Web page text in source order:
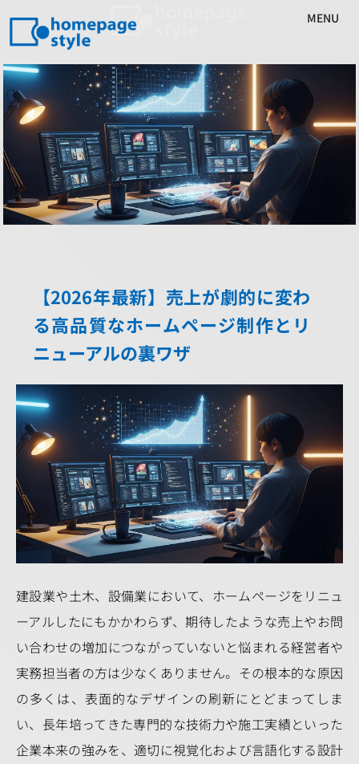
MENU
【2026年最新】売上が劇的に変わ
る高品質なホームページ制作とリ
ニューアルの裏ワザ
建設業や土木、設備業において、ホームページをリニュ
ーアルしたにもかかわらず、期待したような売上やお問
い合わせの増加につながっていないと悩まれる経営者や
実務担当者の方は少なくありません。その根本的な原因
の多くは、表面的なデザインの刷新にとどまってしま
い、長年培ってきた専門的な技術力や施工実績といった
企業本来の強みを、適切に視覚化および言語化する設計